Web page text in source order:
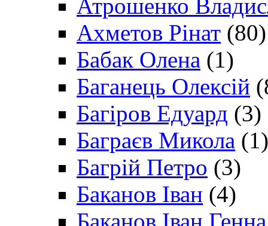
Атрошенко
Ахметов Рінат (80)
Бабак Олена (1)
Баганець Олексій
Багіров Едуард (3)
Баграєв Микола (1)
Багрій Петро (3)
Баканов Іван (4)
Баканов Іван